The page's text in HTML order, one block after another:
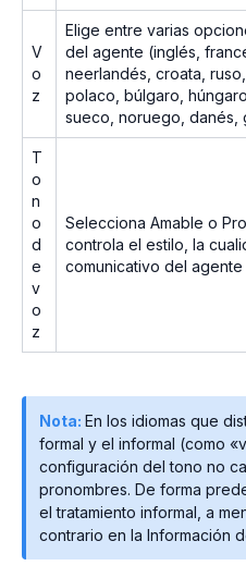
V
o
z
Elige entre varias
del agente (inglés,
neerlandés, croata,
polaco, búlgaro,
sueco, noruego, danés,
T
o
n
o
d
e
v
o
z
Selecciona Amable o
controla el estilo, la
comunicativo del agente
Nota: En los idiomas que
formal y el informal (como
configuración del tono no
pronombres. De forma
el tratamiento informal, a
contrario en la Información